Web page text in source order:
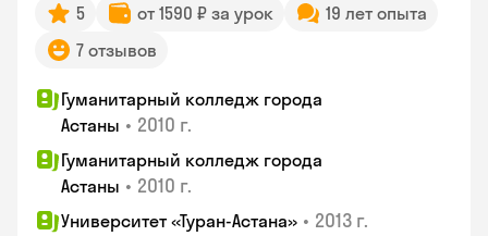
5 от 1590 ₽ за урок
19 лет опыта
7 отзывов
Гуманитарный колледж города
Астаны • 2010 г.
Гуманитарный колледж города
Астаны • 2010 г.
Университет «Туран-Астана» • 2013 г.